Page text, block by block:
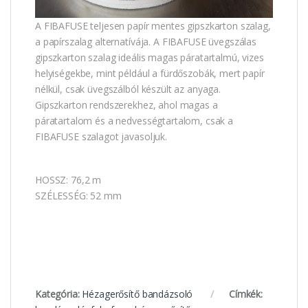
A FIBAFUSE teljesen papír mentes gipszkarton szalag,
a papírszalag alternatívája. A FIBAFUSE üvegszálas
gipszkarton szalag ideális magas páratartalmú, vizes
helyiségekbe, mint például a fürdőszobák, mert papír
nélkül, csak üvegszálból készült az anyaga.
Gipszkarton rendszerekhez, ahol magas a
páratartalom és a nedvességtartalom, csak a
FIBAFUSE szalagot javasoljuk.
HOSSZ: 76,2 m
SZÉLESSÉG: 52 mm
Kategória: Hézagerősítő bandázsoló
Címkék: